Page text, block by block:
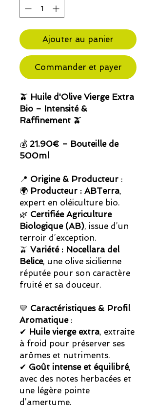
Ajouter au panier
Commander et payer
🫒 Huile d'Olive Vierge Extra
Bio – Intensité &
Raffinement 🫒
💰 21.90€ – Bouteille de
500ml
📍 Origine & Producteur :
🌍 Producteur : ABTerra,
expert en oléiculture bio.
🌿 Certifiée Agriculture
Biologique (AB), issue d’un
terroir d’exception.
🫒 Variété : Nocellara del
Belice, une olive sicilienne
réputée pour son caractère
fruité et sa douceur.
💛 Caractéristiques & Profil
Aromatique:
✔ Huile vierge extra, extraite
à froid pour préserver ses
arômes et nutriments.
✔ Goût intense et équilibré,
avec des notes herbacées et
une légère pointe
d’amertume.